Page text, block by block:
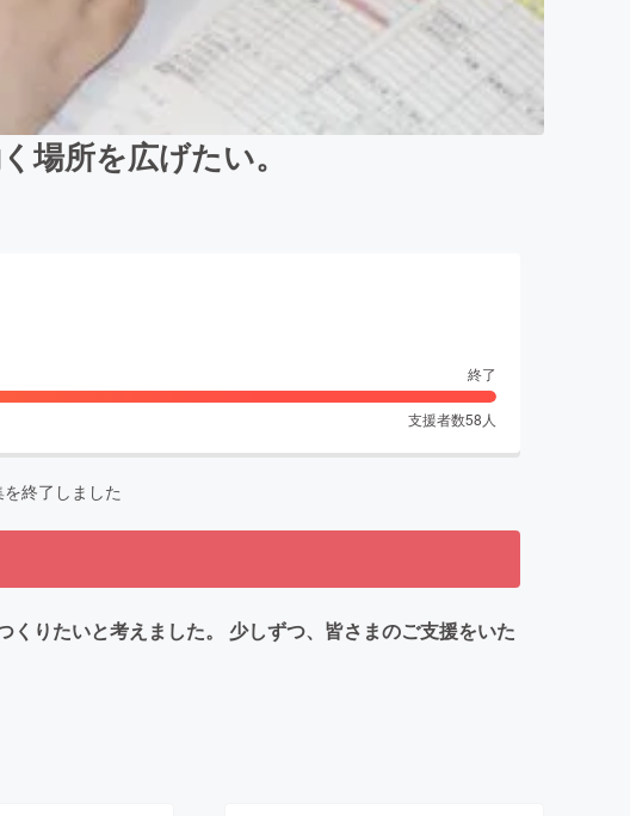
場所を広げたい。
終了
支援者数58 人
を終了しました
りたいと考えました。 少しずつ、皆さまのご支援をいた